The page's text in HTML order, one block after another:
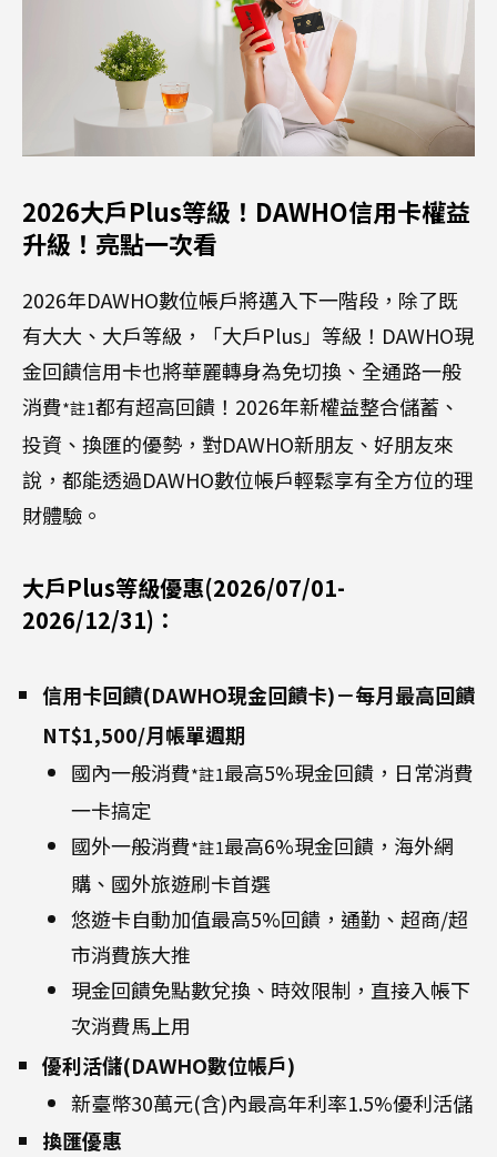
2026大戶Plus等級！DAWHO信用卡權益
升級！亮點一次看
2026年DAWHO數位帳戶將邁入下一階段，除了既
有大大、大戶等級，「大戶Plus」等級！DAWHO現
金回饋信用卡也將華麗轉身為免切換、全通路一般
消費*註1都有超高回饋！2026年新權益整合儲蓄、
投資、換匯的優勢，對DAWHO新朋友、好朋友來
說，都能透過DAWHO數位帳戶輕鬆享有全方位的理
財體驗。
大戶Plus等級優惠(2026/07/01-
2026/12/31)：
信用卡回饋(DAWHO現金回饋卡)－每月最高回饋
NT$1,500/月帳單週期
國內一般消費*註1最高5%現金回饋，日常消費
一卡搞定
國外一般消費*註1最高6%現金回饋，海外網
購、國外旅遊刷卡首選
悠遊卡自動加值最高5%回饋，通勤、超商/超
市消費族大推
現金回饋免點數兌換、時效限制，直接入帳下
次消費馬上用
優利活儲(DAWHO數位帳戶)
新臺幣30萬元(含)內最高年利率1.5%優利活儲
換匯優惠